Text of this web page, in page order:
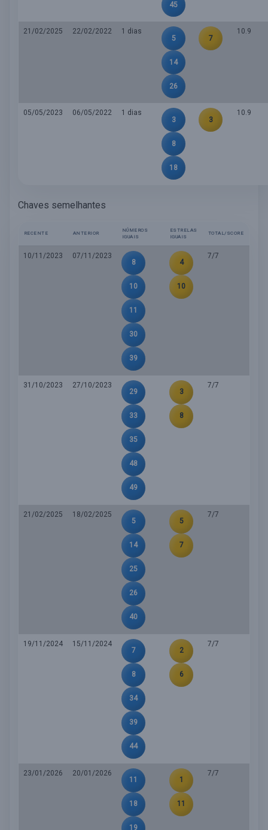
45
21/02/2025 22/02/2022
1 dias
5
14
26
7
10.9
05/05/2023 06/05/2022
1 dias
3
8
18
3
10.9
Chaves semelhantes
RECENTE ANTERIOR
NÚMEROS
IGUAIS
ESTRELAS
IGUAIS
TOTAL/SCORE
10/11/2023
07/11/2023
8
10
11
30
39
4
10
7/7
31/10/2023
27/10/2023
29
33
35
48
49
3
8
7/7
21/02/2025
18/02/2025
5
14
25
26
40
5
7
7/7
19/11/2024
15/11/2024
7
8
34
39
44
2
6
7/7
23/01/2026
20/01/2026
11
18
19
1
11
7/7